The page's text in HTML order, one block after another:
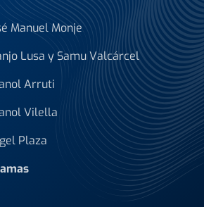
Manuel Monje
Lusa y Samu Valcárcel
Arruti
Vilella
Plaza